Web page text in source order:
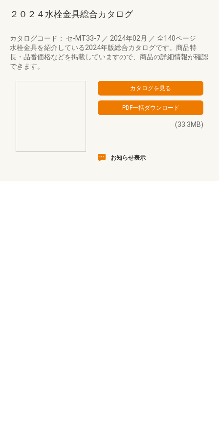
２０２４水栓金具総合カタログ
カタログコード： セ-MT33-7 ／ 2024年02月 ／ 全140ページ
水栓金具を紹介している2024年版総合カタログです。商品特
長・品番価格などを掲載していますので、商品の詳細情報が確認
できます。
(33.3MB)
お知らせ表示